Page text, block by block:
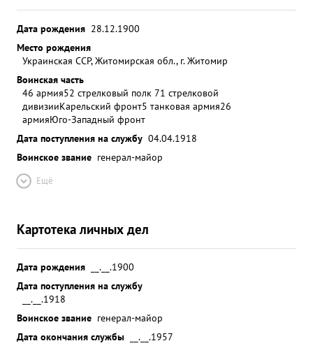
Дата рождения 28.12.1900
Место рождения
Украинская ССР, Житомирская обл., г. Житомир
Воинская часть
46 армия52 стрелковый полк 71 стрелковой
дивизииКарельский фронт5 танковая армия26
армияЮго-Западный фронт
Дата поступления на службу 04.04.1918
Воинское звание генерал-майор
Ещё
Картотека личных дел
Дата рождения
__.__.1900
Дата поступления на службу
__.__.1918
Воинское звание генерал-майор
Дата окончания службы
__.__.1957